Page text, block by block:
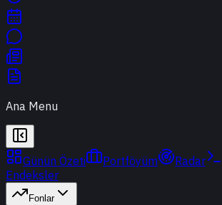
Ana Menu
Günün Özeti Portföyüm Radar
Endeksler
Fonlar